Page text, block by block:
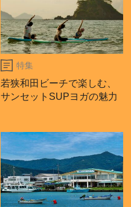
特集
若狭和田ビーチで楽しむ、
サンセットSUPヨガの魅力